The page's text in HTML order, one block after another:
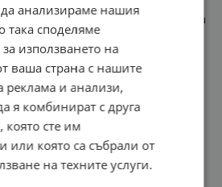
лицето от замърсители
тежки метали - 80% и др.)
на кожата олигоелементи,
клетъчната умора.
което стимулира
клетките.
Нанася се сутрин и вечер на
с масажни движения в
минути.
анализираме нашия
така споделяме
използването на
ваша страна с нашите
реклама и анализи,
я комбинират с друга
сте им
или която са събрали от
на техните услуги.